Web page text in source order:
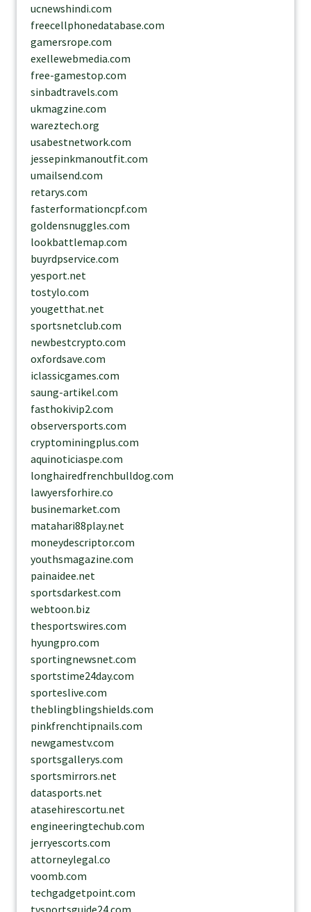
ucnewshindi.com
freecellphonedatabase.com
gamersrope.com
exellewebmedia.com
free-gamestop.com
sinbadtravels.com
ukmagzine.com
wareztech.org
usabestnetwork.com
jessepinkmanoutfit.com
umailsend.com
retarys.com
fasterformationcpf.com
goldensnuggles.com
lookbattlemap.com
buyrdpservice.com
yesport.net
tostylo.com
yougetthat.net
sportsnetclub.com
newbestcrypto.com
oxfordsave.com
iclassicgames.com
saung-artikel.com
fasthokivip2.com
observersports.com
cryptominingplus.com
aquinoticiaspe.com
longhairedfrenchbulldog.com
lawyersforhire.co
businemarket.com
matahari88play.net
moneydescriptor.com
youthsmagazine.com
painaidee.net
sportsdarkest.com
webtoon.biz
thesportswires.com
hyungpro.com
sportingnewsnet.com
sportstime24day.com
sporteslive.com
theblingblingshields.com
pinkfrenchtipnails.com
newgamestv.com
sportsgallerys.com
sportsmirrors.net
datasports.net
atasehirescortu.net
engineeringtechub.com
jerryescorts.com
attorneylegal.co
voomb.com
techgadgetpoint.com
tvsportsguide24.com